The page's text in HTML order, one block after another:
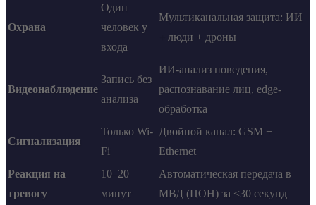
Охрана
Один
человек у
входа
Мультиканальная защита: ИИ
+ люди + дроны
Видеонаблюдение
Запись без
анализа
ИИ-анализ поведения,
распознавание лиц, edge-
обработка
Сигнализация
Только Wi-
Fi
Двойной канал: GSM +
Ethernet
Реакция на
тревогу
10–20
минут
Автоматическая передача в
МВД (ЦОН) за <30 секунд